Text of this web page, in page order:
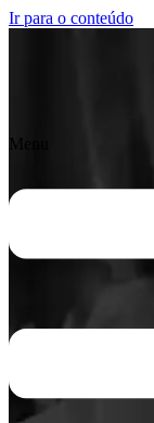
Ir para o conteúdo
Menu